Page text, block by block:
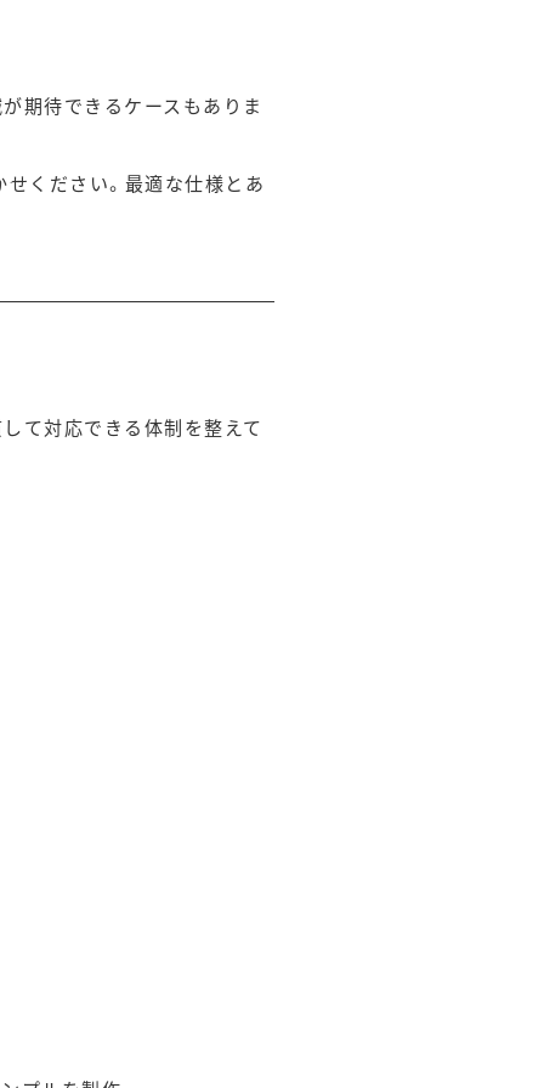
期待できるケースもありま
せください。最適な仕様とあ
して対応できる体制を整えて